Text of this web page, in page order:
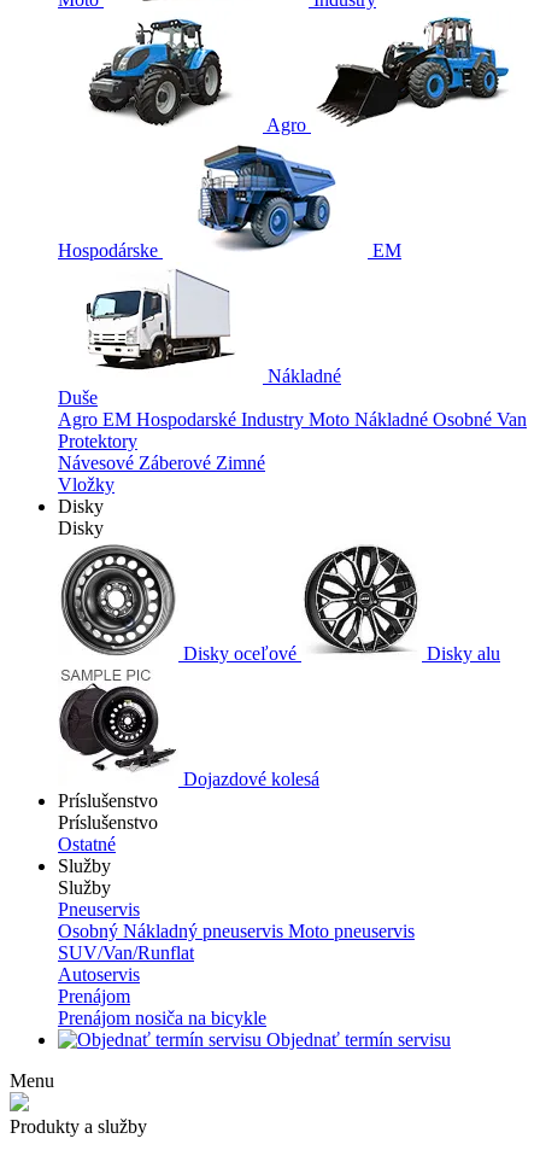
Agro
Hospodárske EM
Nákladné
Duše
Agro EM Hospodarské Industry Moto Nákladné Osobné Van
Protektory
Návesové Záberové Zimné
Vložky
Disky
Disky
Disky oceľové Disky alu
Dojazdové kolesá
Príslušenstvo
Príslušenstvo
Ostatné
Služby
Služby
Pneuservis
Osobný Nákladný pneuservis Moto pneuservis
SUV/Van/Runflat
Autoservis
Prenájom
Prenájom nosiča na bicykle
Objednať termín servisu
Menu
Produkty a služby